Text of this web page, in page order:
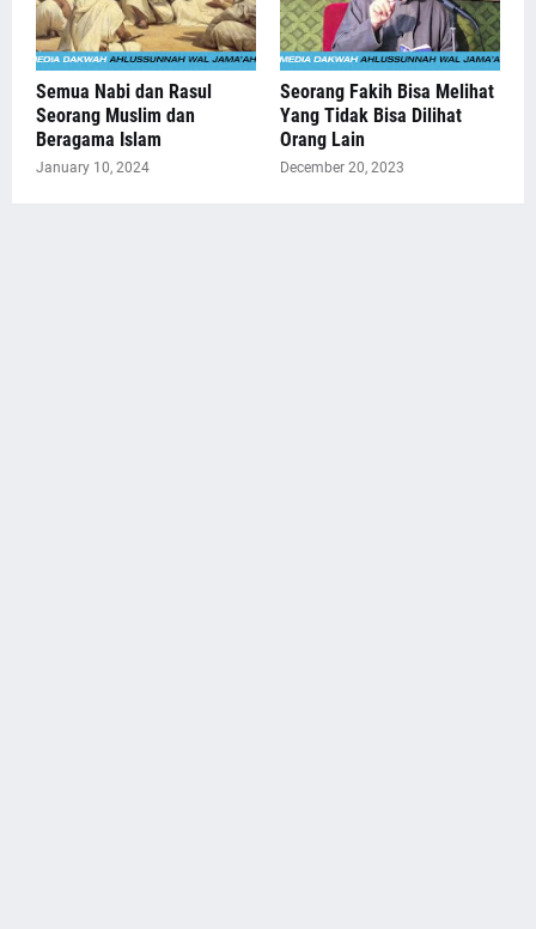
Semua Nabi dan Rasul
Seorang Muslim dan
Beragama Islam
January 10, 2024
Seorang Fakih Bisa Melihat
Yang Tidak Bisa Dilihat
Orang Lain
December 20, 2023